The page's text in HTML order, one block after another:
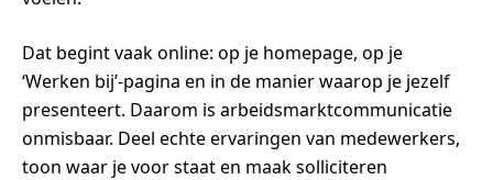
Dat begint vaak online: op je homepage, op je
‘Werken bij’-pagina en in de manier waarop je jezelf
presenteert. Daarom is arbeidsmarktcommunicatie
onmisbaar. Deel echte ervaringen van medewerkers,
toon waar je voor staat en maak solliciteren